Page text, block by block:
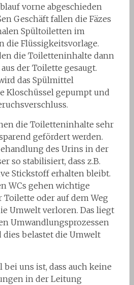
vorne abgeschieden
Geschäft fallen die Fäzes
Spültoiletten im
die Flüssigkeitsvorlage.
die Toiletteninhalte dann
der Toilette gesaugt.
das Spülmittel
Kloschüssel gepumpt und
die Toiletteninhalte sehr
gefördert werden.
des Urins in der
so stabilisiert, dass z.B.
Stickstoff erhalten bleibt.
WCs gehen wichtige
oder auf dem Weg
Umwelt verloren. Das liegt
Umwandlungsprozessen
dies belastet die Umwelt
uns ist, dass auch keine
in der Leitung